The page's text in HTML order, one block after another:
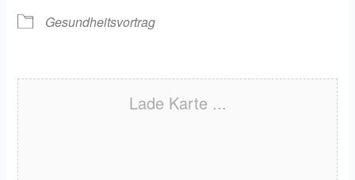
Gesundheitsvortrag
Lade Karte ...